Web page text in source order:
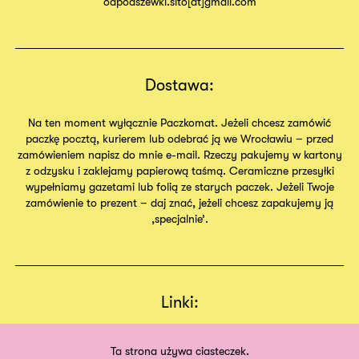
Dostawa:
Na ten moment wyłącznie Paczkomat. Jeżeli chcesz zamówić
paczkę pocztą, kurierem lub odebrać ją we Wrocławiu – przed
zamówieniem napisz do mnie e-mail. Rzeczy pakujemy w kartony
z odzysku i zaklejamy papierową taśmą. Ceramiczne przesyłki
wypełniamy gazetami lub folią ze starych paczek. Jeżeli Twoje
zamówienie to prezent – daj znać, jeżeli chcesz zapakujemy ją
,specjalnie’.
Linki:
Ta strona używa ciasteczek.